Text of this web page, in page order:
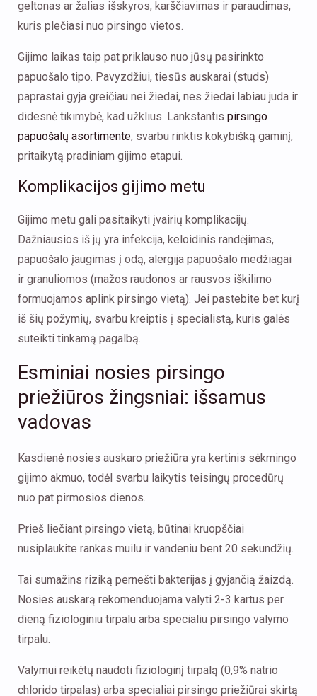
geltonas ar žalias išskyros, karščiavimas ir paraudimas,
kuris plečiasi nuo pirsingo vietos.
Gijimo laikas taip pat priklauso nuo jūsų pasirinkto
papuošalo tipo. Pavyzdžiui, tiesūs auskarai (studs)
paprastai gyja greičiau nei žiedai, nes žiedai labiau juda ir
didesnė tikimybė, kad užklius. Lankstantis pirsingo
papuošalų asortimente, svarbu rinktis kokybišką gaminį,
pritaikytą pradiniam gijimo etapui.
Komplikacijos gijimo metu
Gijimo metu gali pasitaikyti įvairių komplikacijų.
Dažniausios iš jų yra infekcija, keloidinis randėjimas,
papuošalo įaugimas į odą, alergija papuošalo medžiagai
ir granuliomos (mažos raudonos ar rausvos iškilimo
formuojamos aplink pirsingo vietą). Jei pastebite bet kurį
iš šių požymių, svarbu kreiptis į specialistą, kuris galės
suteikti tinkamą pagalbą.
Esminiai nosies pirsingo
priežiūros žingsniai: išsamus
vadovas
Kasdienė nosies auskaro priežiūra yra kertinis sėkmingo
gijimo akmuo, todėl svarbu laikytis teisingų procedūrų
nuo pat pirmosios dienos.
Prieš liečiant pirsingo vietą, būtinai kruopščiai
nusiplaukite rankas muilu ir vandeniu bent 20 sekundžių.
Tai sumažins riziką pernešti bakterijas į gyjančią žaizdą.
Nosies auskarą rekomenduojama valyti 2-3 kartus per
dieną fiziologiniu tirpalu arba specialiu pirsingo valymo
tirpalu.
Valymui reikėtų naudoti fiziologinį tirpalą (0,9% natrio
chlorido tirpalas) arba specialiai pirsingo priežiūrai skirtą